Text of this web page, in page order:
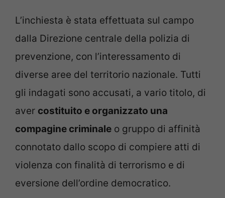
L’inchiesta è stata effettuata sul campo
dalla Direzione centrale della polizia di
prevenzione, con l’interessamento di
diverse aree del territorio nazionale. Tutti
gli indagati sono accusati, a vario titolo, di
aver costituito e organizzato una
compagine criminale o gruppo di affinità
connotato dallo scopo di compiere atti di
violenza con finalità di terrorismo e di
eversione dell’ordine democratico.